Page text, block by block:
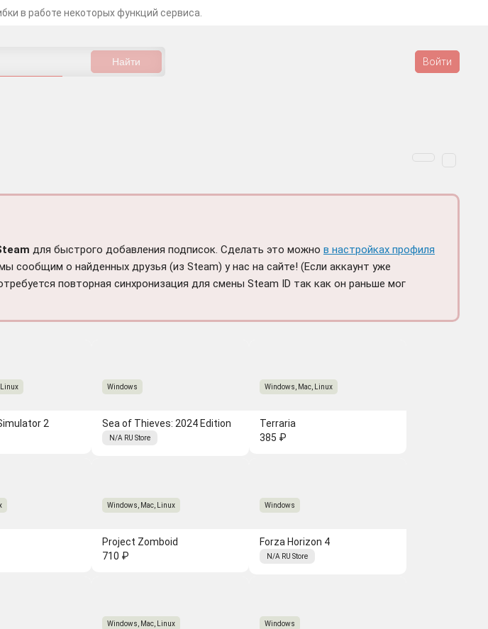
в работе некоторых функций сервиса.
Войти
для быстрого добавления подписок. Сделать это можно в настройках профиля
сообщим о найденных друзья (из Steam) у нас на сайте! (Если аккаунт уже
повторная синхронизация для смены Steam ID так как он раньше мог
2 Sea of Thieves: 2024 Edition
Windows
N/A RU Store
Terraria
Windows, Mac, Linux
385 ₽
Project Zomboid
Windows, Mac, Linux
710 ₽
Forza Horizon 4
Windows
N/A RU Store
Windows, Mac, Linux Windows